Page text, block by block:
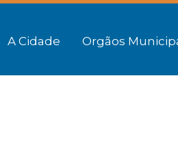
A Cidade Orgãos